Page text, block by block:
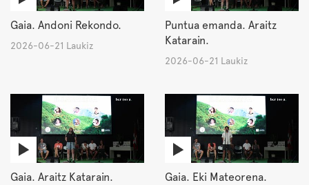
Gaia. Andoni Rekondo.
2026-06-21 Laukiz
Puntua emanda. Araitz
Katarain.
2026-06-21 Laukiz
Gaia. Araitz Katarain. Gaia. Eki Mateorena.